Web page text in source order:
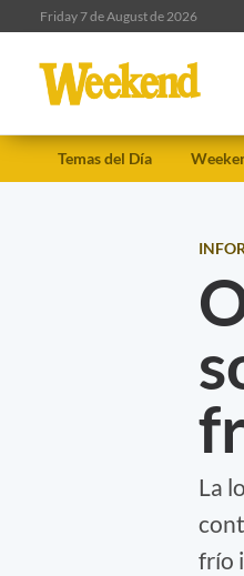
Friday 7 de August de 2026
Temas del Día
La
frío